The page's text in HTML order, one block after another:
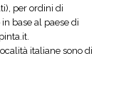
per ordini di
base al paese di
italiane sono di